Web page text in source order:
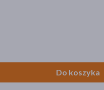
Do koszyka